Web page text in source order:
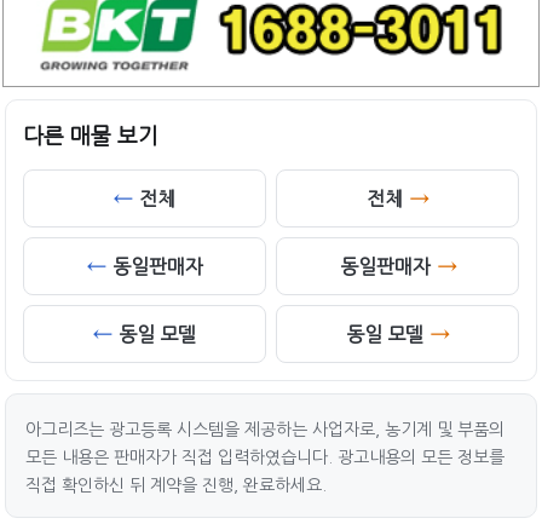
다른 매물 보기
전체
동일판매자
동일 모델
전체
동일판매자
동일 모델
아그리즈는 광고등록 시스템을 제공하는 사업자로, 농기계 및 부품의
모든 내용은 판매자가 직접 입력하였습니다. 광고내용의 모든 정보를
직접 확인하신 뒤 계약을 진행, 완료하세요.